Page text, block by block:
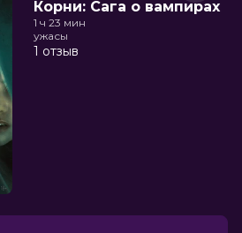
Корни: Сага о вампирах
1 ч 23 мин
ужасы
1 отзыв